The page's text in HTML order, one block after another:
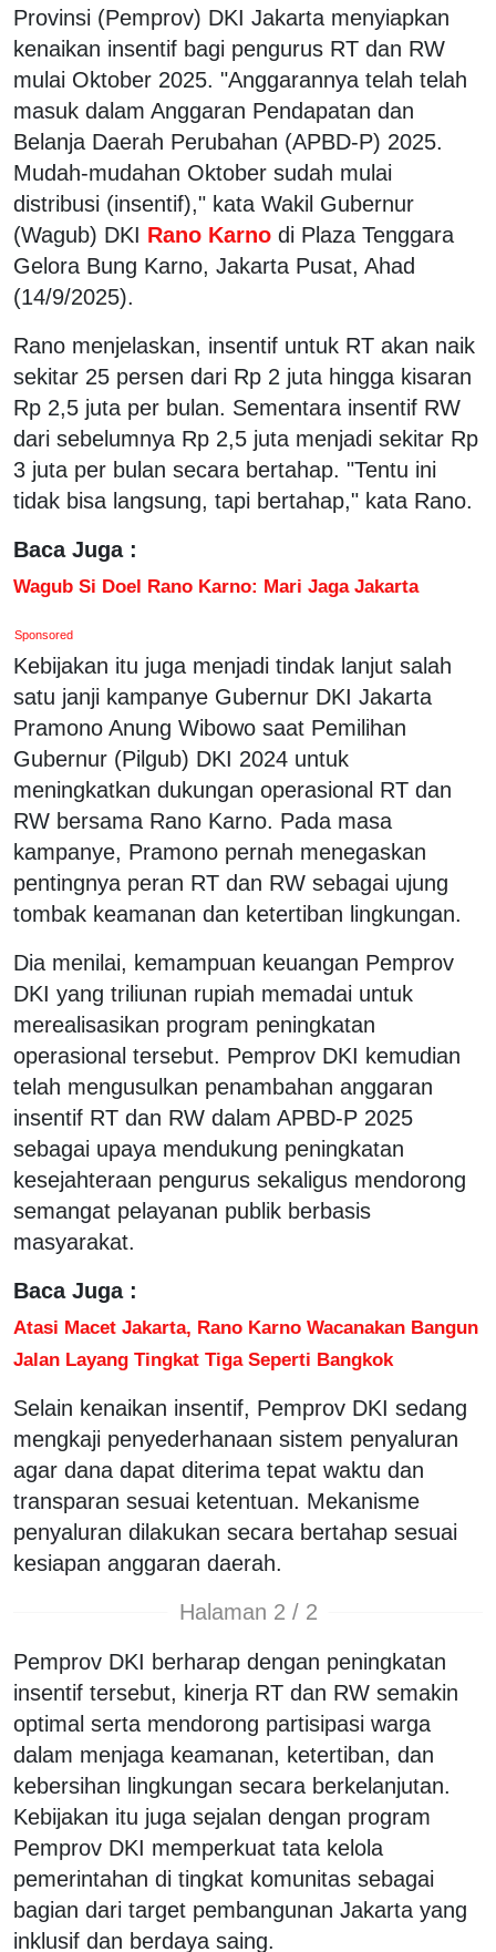
Provinsi (Pemprov) DKI Jakarta menyiapkan
kenaikan insentif bagi pengurus RT dan RW
mulai Oktober 2025. "Anggarannya telah telah
masuk dalam Anggaran Pendapatan dan
Belanja Daerah Perubahan (APBD-P) 2025.
Mudah-mudahan Oktober sudah mulai
distribusi (insentif)," kata Wakil Gubernur
(Wagub) DKI Rano Karno di Plaza Tenggara
Gelora Bung Karno, Jakarta Pusat, Ahad
(14/9/2025).
Rano menjelaskan, insentif untuk RT akan naik
sekitar 25 persen dari Rp 2 juta hingga kisaran
Rp 2,5 juta per bulan. Sementara insentif RW
dari sebelumnya Rp 2,5 juta menjadi sekitar Rp
3 juta per bulan secara bertahap. "Tentu ini
tidak bisa langsung, tapi bertahap," kata Rano.
Baca Juga :
Wagub Si Doel Rano Karno: Mari Jaga Jakarta
Sponsored
Kebijakan itu juga menjadi tindak lanjut salah
satu janji kampanye Gubernur DKI Jakarta
Pramono Anung Wibowo saat Pemilihan
Gubernur (Pilgub) DKI 2024 untuk
meningkatkan dukungan operasional RT dan
RW bersama Rano Karno. Pada masa
kampanye, Pramono pernah menegaskan
pentingnya peran RT dan RW sebagai ujung
tombak keamanan dan ketertiban lingkungan.
Dia menilai, kemampuan keuangan Pemprov
DKI yang triliunan rupiah memadai untuk
merealisasikan program peningkatan
operasional tersebut. Pemprov DKI kemudian
telah mengusulkan penambahan anggaran
insentif RT dan RW dalam APBD-P 2025
sebagai upaya mendukung peningkatan
kesejahteraan pengurus sekaligus mendorong
semangat pelayanan publik berbasis
masyarakat.
Baca Juga :
Atasi Macet Jakarta, Rano Karno Wacanakan Bangun
Jalan Layang Tingkat Tiga Seperti Bangkok
Selain kenaikan insentif, Pemprov DKI sedang
mengkaji penyederhanaan sistem penyaluran
agar dana dapat diterima tepat waktu dan
transparan sesuai ketentuan. Mekanisme
penyaluran dilakukan secara bertahap sesuai
kesiapan anggaran daerah.
Halaman 2 / 2
Pemprov DKI berharap dengan peningkatan
insentif tersebut, kinerja RT dan RW semakin
optimal serta mendorong partisipasi warga
dalam menjaga keamanan, ketertiban, dan
kebersihan lingkungan secara berkelanjutan.
Kebijakan itu juga sejalan dengan program
Pemprov DKI memperkuat tata kelola
pemerintahan di tingkat komunitas sebagai
bagian dari target pembangunan Jakarta yang
inklusif dan berdaya saing.